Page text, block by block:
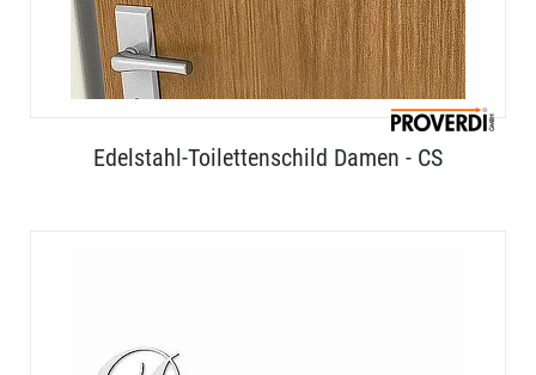
Edelstahl-Toilettenschild Damen - CS